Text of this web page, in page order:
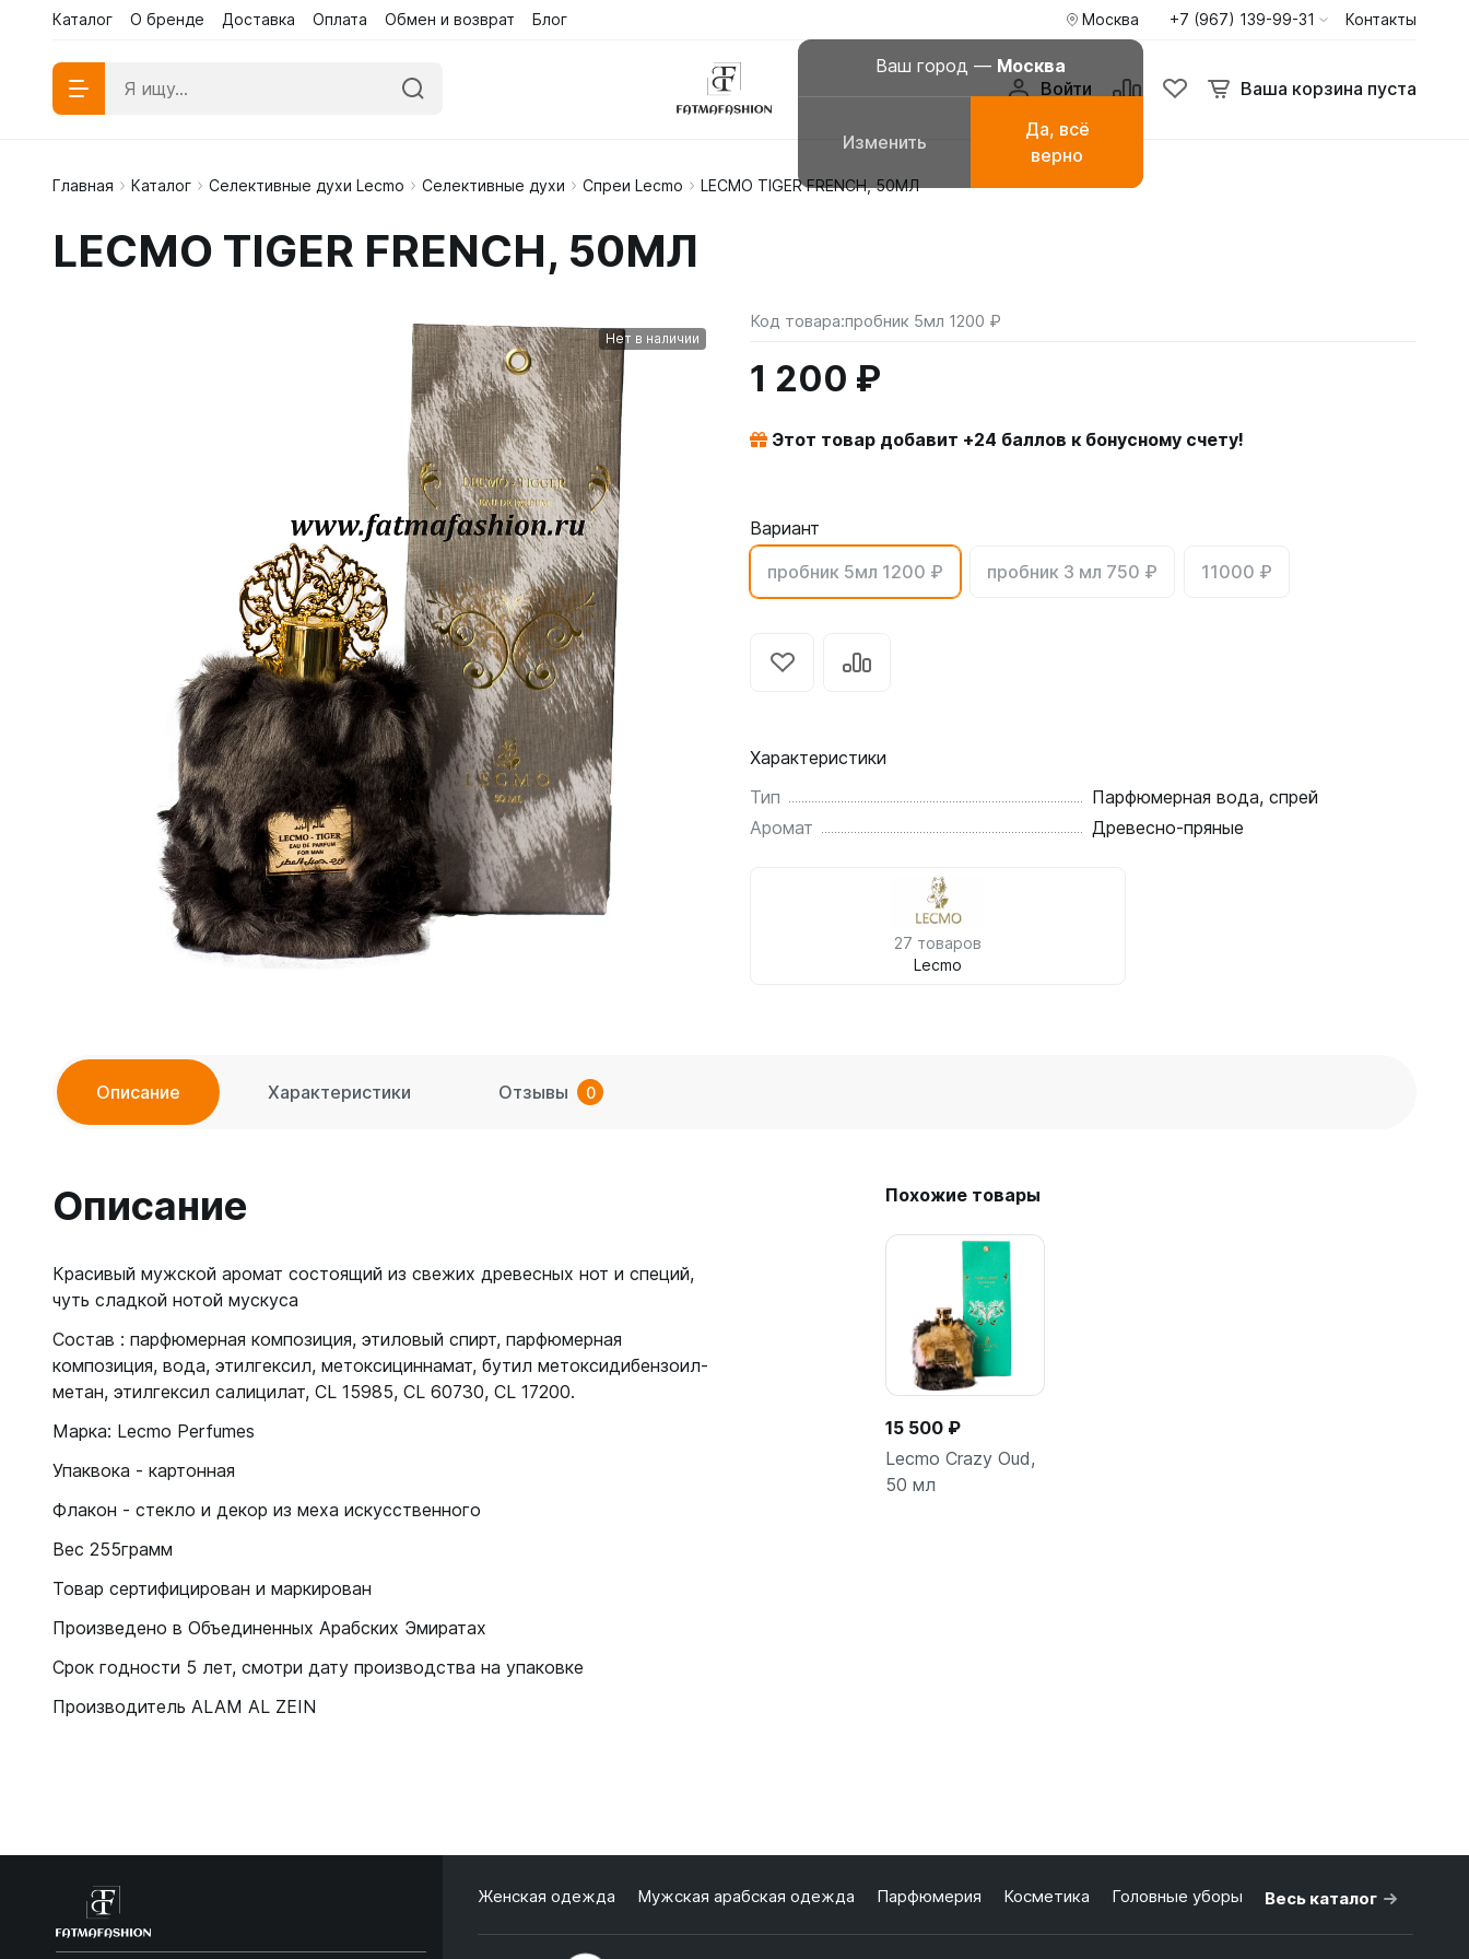
Каталог О бренде Доставка Оплата Обмен и возврат Блог Москва
Ваш город — Москва
Изменить
Да, всё
верно
+7 (967) 139-99-31 Контакты
Войти Ваша корзина пуста
Абаи эксклюзивные платья
Абаи мусульманские платья
Платья для молитвы, намаза
Буркини мусульманские
Главная Каталог Селективные духи Lecmo Селективные духи Спреи Lecmo LECMO TIGER FRENCH, 50МЛ
LECMO TIGER FRENCH, 50МЛ
Нет в наличии
Код товара:пробник 5мл 1200 ₽
1 200 ₽
Этот товар добавит +24 баллов к бонусному счету!
Вариант
пробник 5мл 1200 ₽
пробник 3 мл 750 ₽ 11000 ₽
Характеристики
Тип
Парфюмерная вода, спрей
Аромат
Древесно-пряные
27 товаров
Lecmo
Описание Характеристики Отзывы 0
Описание
Красивый мужской аромат состоящий из свежих древесных нот и специй,
чуть сладкой нотой мускуса
Состав : парфюмерная композиция, этиловый спирт, парфюмерная
композиция, вода, этилгексил, метоксициннамат, бутил метоксидибензоил-
метан, этилгексил салицилат, CL 15985, CL 60730, CL 17200.
Марка: Lecmo Perfumes
Упаквока - картонная
Флакон - стекло и декор из меха искусственного
Вес 255грамм
Товар сертифицирован и маркирован
Произведено в Объединенных Арабских Эмиратах
Срок годности 5 лет, смотри дату производства на упаковке
Производитель ALAM AL ZEIN
Похожие товары
15 500 ₽
Lecmo Crazy Oud,
50 мл
Женская одежда Мужская арабская одежда Парфюмерия Косметика Головные уборы Весь каталог